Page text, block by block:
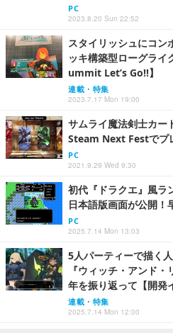
PC
2023.8.20 Sun 22:52
スタイリッシュにコン
ッキ構築型ローグラ
ummit Let’s Go!!】
連載・特集
2023.7.17 Mon 19:00
サムライ魔法剣士カー
Steam Next Festでプ
PC
2021.9.29 Wed 9:30
初代『ドラクエ』風ラ
日本語版画面が公開！
PC
2025.7.14 Mon 13:03
5人パーティーで描く
『ウィッチ・アンド
年を振り返って【開発
連載・特集
2025.7.14 Mon 12:00